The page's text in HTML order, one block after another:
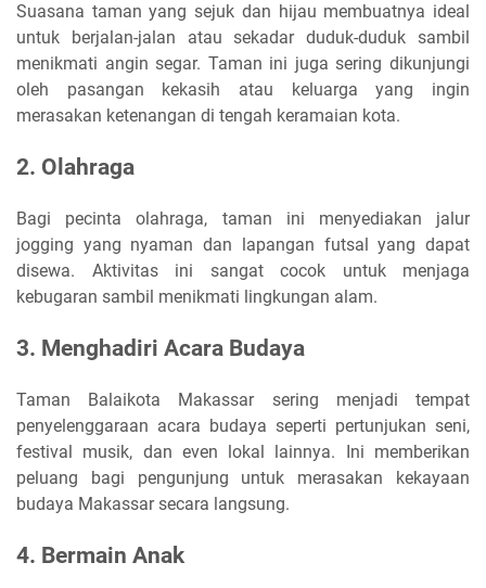
Suasana taman yang sejuk dan hijau membuatnya ideal
untuk berjalan-jalan atau sekadar duduk-duduk sambil
menikmati angin segar. Taman ini juga sering dikunjungi
oleh pasangan kekasih atau keluarga yang ingin
merasakan ketenangan di tengah keramaian kota.
2. Olahraga
Bagi pecinta olahraga, taman ini menyediakan jalur
jogging yang nyaman dan lapangan futsal yang dapat
disewa. Aktivitas ini sangat cocok untuk menjaga
kebugaran sambil menikmati lingkungan alam.
3. Menghadiri Acara Budaya
Taman Balaikota Makassar sering menjadi tempat
penyelenggaraan acara budaya seperti pertunjukan seni,
festival musik, dan even lokal lainnya. Ini memberikan
peluang bagi pengunjung untuk merasakan kekayaan
budaya Makassar secara langsung.
4. Bermain Anak